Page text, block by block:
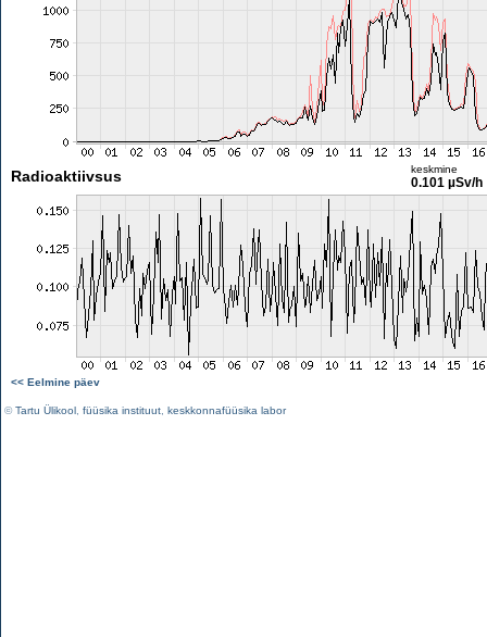
Radioaktiivsus keskmine
0.101 µSv/h
<< Eelmine päev
©Tartu Ülikool füüsika instituut keskkonnafüüsika labor